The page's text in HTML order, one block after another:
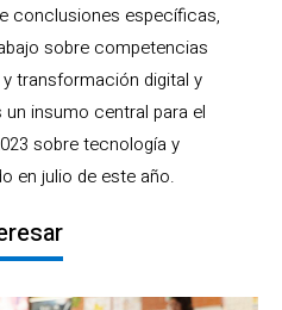
conclusiones específicas,
sobre competencias
transformación digital y
insumo central para el
sobre tecnología y
en julio de este año.